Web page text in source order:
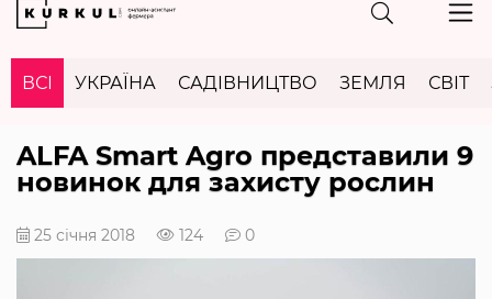
ВСІ УКРАЇНА САДІВНИЦТВО ЗЕМЛЯ СВІТ
ALFA Smart Agro представили 9
новинок для захисту рослин
25 січня 2018 124 0